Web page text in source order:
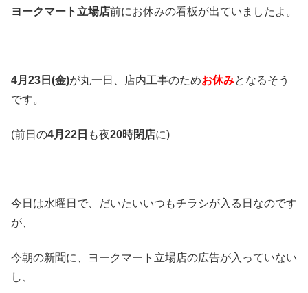
ヨークマート立場店前にお休みの看板が出ていましたよ。
4月23日(金)が丸一日、店内工事のためお休みとなるそう
です。
(前日の4月22日 も夜20時閉店に)
今日は水曜日で、だいたいいつもチラシが入る日なのです
が、
今朝の新聞に、ヨークマート立場店の広告が入っていない
し、